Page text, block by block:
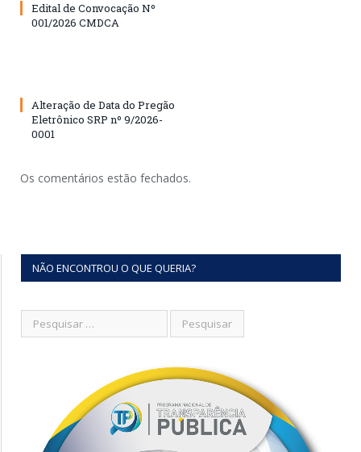
Edital de Convocação Nº
001/2026 CMDCA
Alteração de Data do Pregão
Eletrônico SRP nº 9/2026-
0001
Os comentários estão fechados.
NÃO ENCONTROU O QUE QUERIA?